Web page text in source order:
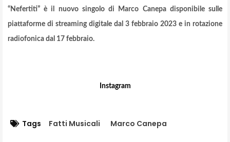
“Nefertiti” è il nuovo singolo di Marco Canepa disponibile sulle
piattaforme di streaming digitale dal 3 febbraio 2023 e in rotazione
radiofonica dal 17 febbraio.
Instagram
Tags Fatti Musicali Marco Canepa